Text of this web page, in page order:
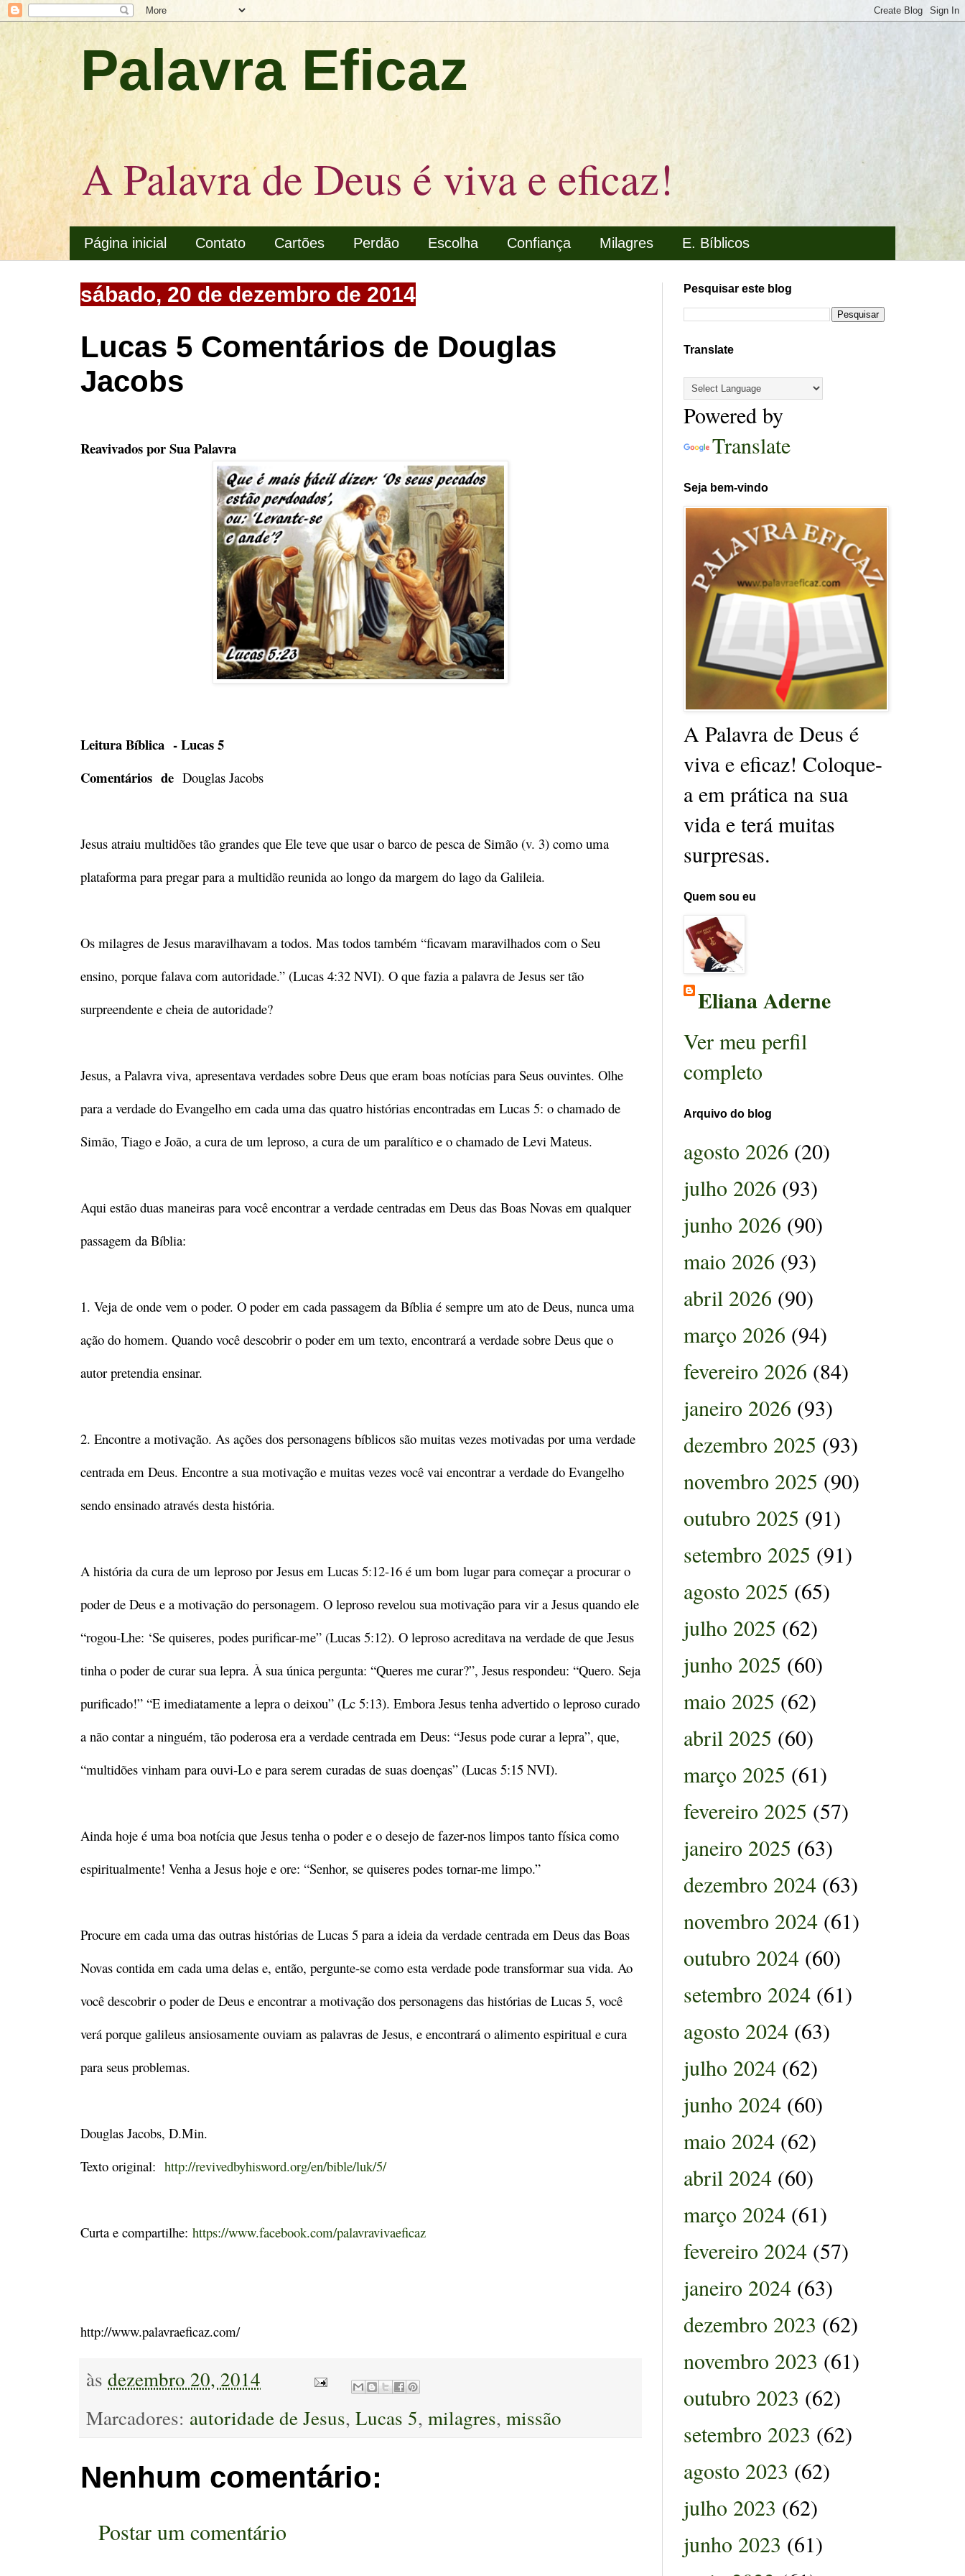
Palavra Eficaz
A Palavra de Deus é viva e eficaz!
Página inicial Contato Cartões Perdão Escolha Confiança Milagres E. Bíblicos
sábado, 20 de dezembro de 2014
Lucas 5 Comentários de Douglas
Jacobs
Reavivados por Sua Palavra
Leitura Bíblica - Lucas 5
Comentários de Douglas Jacobs
Jesus atraiu multidões tão grandes que Ele teve que usar o barco de pesca de Simão (v. 3) como uma
plataforma para pregar para a multidão reunida ao longo da margem do lago da Galileia.
Os milagres de Jesus maravilhavam a todos. Mas todos também “ficavam maravilhados com o Seu
ensino, porque falava com autoridade.” (Lucas 4:32 NVI). O que fazia a palavra de Jesus ser tão
surpreendente e cheia de autoridade?
Jesus, a Palavra viva, apresentava verdades sobre Deus que eram boas notícias para Seus ouvintes. Olhe
para a verdade do Evangelho em cada uma das quatro histórias encontradas em Lucas 5: o chamado de
Simão, Tiago e João, a cura de um leproso, a cura de um paralítico e o chamado de Levi Mateus.
Aqui estão duas maneiras para você encontrar a verdade centradas em Deus das Boas Novas em qualquer
passagem da Bíblia:
1. Veja de onde vem o poder. O poder em cada passagem da Bíblia é sempre um ato de Deus, nunca uma
ação do homem. Quando você descobrir o poder em um texto, encontrará a verdade sobre Deus que o
autor pretendia ensinar.
2. Encontre a motivação. As ações dos personagens bíblicos são muitas vezes motivadas por uma verdade
centrada em Deus. Encontre a sua motivação e muitas vezes você vai encontrar a verdade do Evangelho
sendo ensinado através desta história.
A história da cura de um leproso por Jesus em Lucas 5:12-16 é um bom lugar para começar a procurar o
poder de Deus e a motivação do personagem. O leproso revelou sua motivação para vir a Jesus quando ele
“rogou-Lhe: ‘Se quiseres, podes purificar-me” (Lucas 5:12). O leproso acreditava na verdade de que Jesus
tinha o poder de curar sua lepra. À sua única pergunta: “Queres me curar?”, Jesus respondeu: “Quero. Seja
purificado!” “E imediatamente a lepra o deixou” (Lc 5:13). Embora Jesus tenha advertido o leproso curado
a não contar a ninguém, tão poderosa era a verdade centrada em Deus: “Jesus pode curar a lepra”, que,
“multidões vinham para ouvi-Lo e para serem curadas de suas doenças” (Lucas 5:15 NVI).
Ainda hoje é uma boa notícia que Jesus tenha o poder e o desejo de fazer-nos limpos tanto física como
espiritualmente! Venha a Jesus hoje e ore: “Senhor, se quiseres podes tornar-me limpo.”
Procure em cada uma das outras histórias de Lucas 5 para a ideia da verdade centrada em Deus das Boas
Novas contida em cada uma delas e, então, pergunte-se como esta verdade pode transformar sua vida. Ao
você descobrir o poder de Deus e encontrar a motivação dos personagens das histórias de Lucas 5, você
verá porque galileus ansiosamente ouviam as palavras de Jesus, e encontrará o alimento espiritual e cura
para seus problemas.
Douglas Jacobs, D.Min.
Texto original: http://revivedbyhisword.org/en/bible/luk/5/
Curta e compartilhe: https://www.facebook.com/palavravivaeficaz
http://www.palavraeficaz.com/
às dezembro 20, 2014
Marcadores: autoridade de Jesus, Lucas 5, milagres, missão
Nenhum comentário:
Postar um comentário
Pesquisar este blog
Translate
Powered by
Translate
Seja bem-vindo
A Palavra de Deus é
viva e eficaz! Coloque-
a em prática na sua
vida e terá muitas
surpresas.
Quem sou eu
Eliana Aderne
Ver meu perfil
completo
Arquivo do blog
agosto 2026 (20)
julho 2026 (93)
junho 2026 (90)
maio 2026 (93)
abril 2026 (90)
março 2026 (94)
fevereiro 2026 (84)
janeiro 2026 (93)
dezembro 2025 (93)
novembro 2025 (90)
outubro 2025 (91)
setembro 2025 (91)
agosto 2025 (65)
julho 2025 (62)
junho 2025 (60)
maio 2025 (62)
abril 2025 (60)
março 2025 (61)
fevereiro 2025 (57)
janeiro 2025 (63)
dezembro 2024 (63)
novembro 2024 (61)
outubro 2024 (60)
setembro 2024 (61)
agosto 2024 (63)
julho 2024 (62)
junho 2024 (60)
maio 2024 (62)
abril 2024 (60)
março 2024 (61)
fevereiro 2024 (57)
janeiro 2024 (63)
dezembro 2023 (62)
novembro 2023 (61)
outubro 2023 (62)
setembro 2023 (62)
agosto 2023 (62)
julho 2023 (62)
junho 2023 (61)